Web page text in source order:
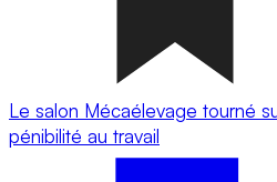
Le salon Mécaélevage tourné
pénibilité au travail